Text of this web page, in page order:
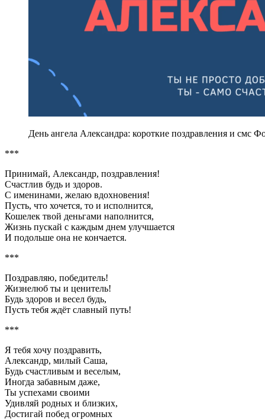
День ангела Александра: короткие поздравления и смс
***
Принимай, Александр, поздравления!
Счастлив будь и здоров.
С именинами, желаю вдохновения!
Пусть, что хочется, то и исполнится,
Кошелек твой деньгами наполнится,
Жизнь пускай с каждым днем улучшается
И подольше она не кончается.
***
Поздравляю, победитель!
Жизнелюб ты и ценитель!
Будь здоров и весел будь,
Пусть тебя ждёт славный путь!
***
Я тебя хочу поздравить,
Александр, милый Саша,
Будь счастливым и веселым,
Иногда забавным даже,
Ты успехами своими
Удивляй родных и близких,
Достигай побед огромных